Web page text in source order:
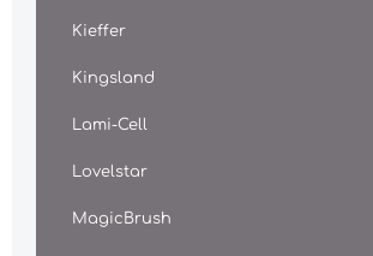
Kieffer
Kingsland
Lami-Cell
Lovelstar
MagicBrush